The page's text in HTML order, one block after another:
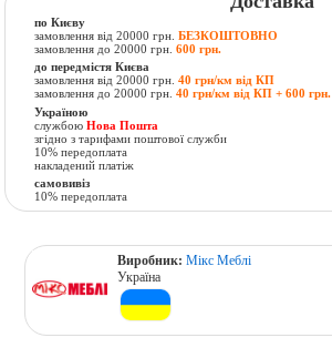
по Києву
замовлення від 20000 грн.БЕЗКОШТОВНО
замовлення до 20000 грн.600 грн.
до передмістя Києва
замовлення від 20000 грн.40 грн/км від КП
замовлення до 20000 грн.40 грн/км від КП + 600 грн.
Україною
службоюНова Пошта
згідно з тарифами поштової служби
10% передоплата
накладений платіж
самовивіз
10% передоплата
Виробник:Мікс Меблі
Україна